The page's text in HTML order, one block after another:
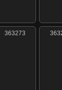
363273